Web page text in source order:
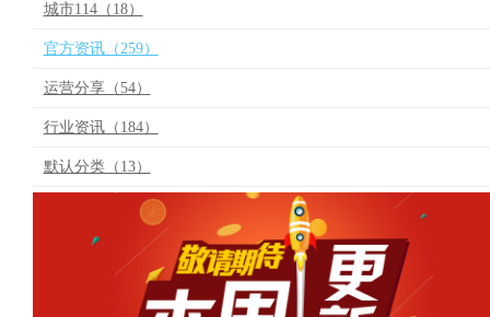
城市114（18）
官方资讯（259）
运营分享（54）
行业资讯（184）
默认分类（13）